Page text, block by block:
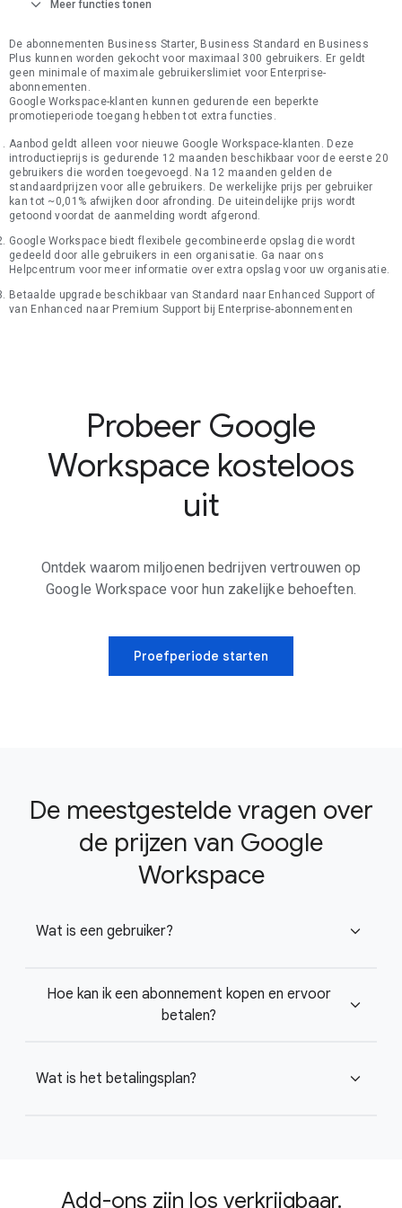
expand_more Meer functies tonen
De abonnementen Business Starter, Business Standard en Business
Plus kunnen worden gekocht voor maximaal 300 gebruikers. Er geldt
geen minimale of maximale gebruikerslimiet voor Enterprise-
abonnementen.
Google Workspace-klanten kunnen gedurende een beperkte
promotieperiode toegang hebben tot extra functies.
Aanbod geldt alleen voor nieuwe Google Workspace-klanten. Deze
introductieprijs is gedurende 12 maanden beschikbaar voor de eerste 20
gebruikers die worden toegevoegd. Na 12 maanden gelden de
standaardprijzen voor alle gebruikers. De werkelijke prijs per gebruiker
kan tot ~0,01% afwijken door afronding. De uiteindelijke prijs wordt
getoond voordat de aanmelding wordt afgerond.
Google Workspace biedt flexibele gecombineerde opslag die wordt
gedeeld door alle gebruikers in een organisatie. Ga naar ons
Helpcentrum voor meer informatie over extra opslag voor uw organisatie.
Betaalde upgrade beschikbaar van Standard naar Enhanced Support of
van Enhanced naar Premium Support bij Enterprise-abonnementen
Probeer Google
Workspace kosteloos
uit
Ontdek waarom miljoenen bedrijven vertrouwen op
Google Workspace voor hun zakelijke behoeften.
Proefperiode starten
De meestgestelde vragen over
de prijzen van Google
Workspace
Wat is een gebruiker? expand_more
Hoe kan ik een abonnement kopen en ervoor
betalen?
expand_more
Wat is het betalingsplan? expand_more
Add-ons zijn los verkrijgbaar.